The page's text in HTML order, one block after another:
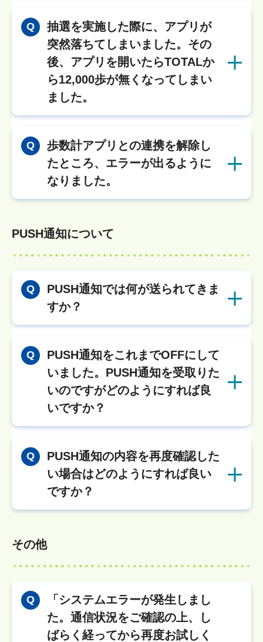
Q
抽選を実施した際に、アプリが
突然落ちてしまいました。その
後、アプリを開いたらTOTALか
ら12,000歩が無くなってしまい
ました。
Q
歩数計アプリとの連携を解除し
たところ、エラーが出るように
なりました。
PUSH通知について
Q
PUSH通知では何が送られてきま
すか？
Q
PUSH通知をこれまでOFFにして
いました。PUSH通知を受取りた
いのですがどのようにすれば良
いですか？
Q
PUSH通知の内容を再度確認した
い場合はどのようにすれば良い
ですか？
その他
Q
「システムエラーが発生しまし
た。通信状況をご確認の上、し
ばらく経ってから再度お試しく